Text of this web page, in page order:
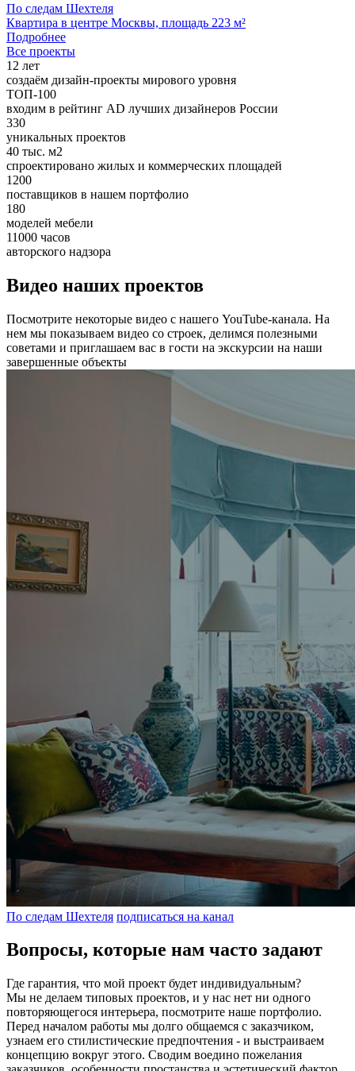
По следам Шехтеля
Квартира в центре Москвы, площадь 223 м²
Подробнее
Все проекты
12 лет
создаём дизайн-проекты мирового уровня
ТОП-100
входим в рейтинг AD лучших дизайнеров России
330
уникальных проектов
40 тыс. м2
спроектировано жилых и коммерческих площадей
1200
поставщиков в нашем портфолио
180
моделей мебели
11000 часов
авторского надзора
Видео наших проектов
Посмотрите некоторые видео с нашего YouTube-канала. На
нем мы показываем видео со строек, делимся полезными
советами и приглашаем вас в гости на экскурсии на наши
завершенные объекты
По следам Шехтеля подписаться на канал
Вопросы, которые нам часто задают
Где гарантия, что мой проект будет индивидуальным?
Мы не делаем типовых проектов, и у нас нет ни одного
повторяющегося интерьера, посмотрите наше портфолио.
Перед началом работы мы долго общаемся с заказчиком,
узнаем его стилистические предпочтения - и выстраиваем
концепцию вокруг этого. Сводим воедино пожелания